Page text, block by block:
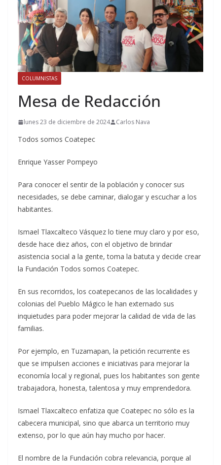
COLUMNISTAS
Mesa de Redacción
lunes 23 de diciembre de 2024 Carlos Nava
Todos somos Coatepec
Enrique Yasser Pompeyo
Para conocer el sentir de la población y conocer sus
necesidades, se debe caminar, dialogar y escuchar a los
habitantes.
Ismael Tlaxcalteco Vásquez lo tiene muy claro y por eso,
desde hace diez años, con el objetivo de brindar
asistencia social a la gente, toma la batuta y decide crear
la Fundación Todos somos Coatepec.
En sus recorridos, los coatepecanos de las localidades y
colonias del Pueblo Mágico le han externado sus
inquietudes para poder mejorar la calidad de vida de las
familias.
Por ejemplo, en Tuzamapan, la petición recurrente es
que se impulsen acciones e iniciativas para mejorar la
economía local y regional, pues los habitantes son gente
trabajadora, honesta, talentosa y muy emprendedora.
Ismael Tlaxcalteco enfatiza que Coatepec no sólo es la
cabecera municipal, sino que abarca un territorio muy
extenso, por lo que aún hay mucho por hacer.
El nombre de la Fundación cobra relevancia, porque al